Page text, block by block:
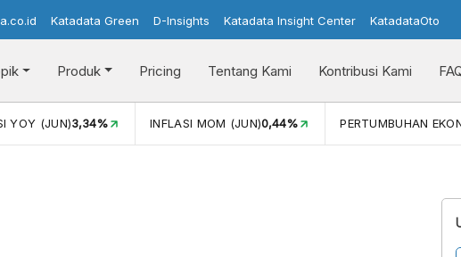
Katadata Green D-Insights Katadata Insight Center KatadataOto
Produk Pricing Tentang Kami Kontribusi Kami
YOY (JUN)3,34% INFLASI MOM (JUN)0,44% PERTUMBUHAN